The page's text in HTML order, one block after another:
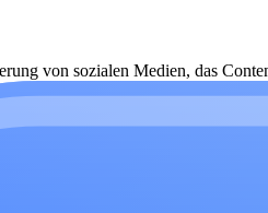
von sozialen Medien, das